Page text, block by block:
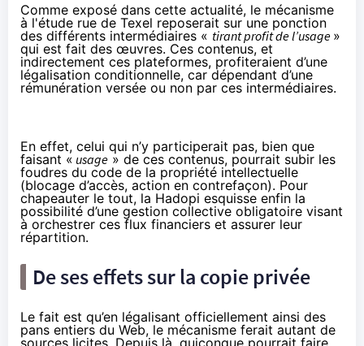
Comme exposé dans cette actualité, le mécanisme
à l'étude rue de Texel reposerait sur une ponction
des différents intermédiaires « tirant profit de l’usage »
qui est fait des œuvres. Ces contenus, et
indirectement ces plateformes, profiteraient d’une
légalisation conditionnelle, car dépendant d’une
rémunération versée ou non par ces intermédiaires.
En effet, celui qui n’y participerait pas, bien que
faisant « usage » de ces contenus, pourrait subir les
foudres du code de la propriété intellectuelle
(blocage d’accès, action en contrefaçon). Pour
chapeauter le tout, la Hadopi esquisse enfin la
possibilité d’une gestion collective obligatoire visant
à orchestrer ces flux financiers et assurer leur
répartition.
De ses effets sur la copie privée
Le fait est qu’en légalisant officiellement ainsi des
pans entiers du Web, le mécanisme ferait autant de
sources licites. Depuis là, quiconque pourrait faire